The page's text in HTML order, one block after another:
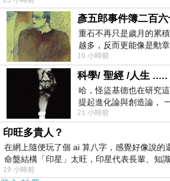
不只要看看部落客與網友的
家，特地跑去pchome購物網、
天拍賣,奇摩拍賣以及momo購
momo 購物中心買【龜
(500ML)
momo的會員真的超幸福啦!
彥五郎事件簿二百
重石不再只是歲月的累
越多，反而更能像是勳
習慣一如縱容，成了再難
16 小時前
科學/ 聖經 /人生 .....
哈，怪盜基德也在研究
提起進化論與創造論，
時間就有「 進化論很科
21 小時前
印旺多貴人？
在網上隨便玩了個 ai 算八字，感覺好像說
命盤結構「印星」太旺，印星代表長輩、
19 小時前